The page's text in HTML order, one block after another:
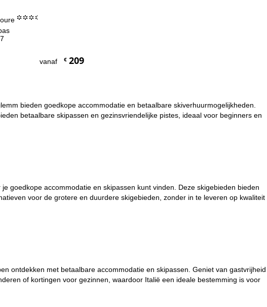
°°°.
vanaf €209
bieden goedkope accommodatie en betaalbare skiverhuurmogelijkheden.
betaalbare skipassen en gezinsvriendelijke pistes, ideaal voor beginners en
goedkope accommodatie en skipassen kunt vinden. Deze skigebieden bieden
voor de grotere en duurdere skigebieden, zonder in te leveren op kwaliteit
ontdekken met betaalbare accommodatie en skipassen. Geniet van gastvrijheid
of kortingen voor gezinnen, waardoor Italië een ideale bestemming is voor